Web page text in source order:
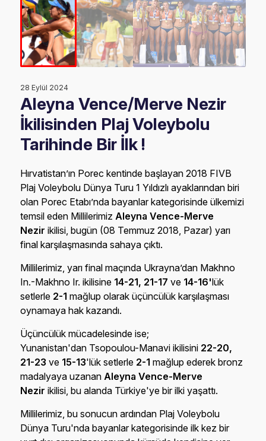
28 Eylül 2024
Aleyna Vence/Merve Nezir
İkilisinden Plaj Voleybolu
Tarihinde Bir İlk !
Hırvatistan’ın Porec kentinde başlayan 2018 FIVB
Plaj Voleybolu Dünya Turu 1 Yıldızlı ayaklarından biri
olan Porec Etabı’nda bayanlar kategorisinde ülkemizi
temsil eden MillilerimizAleyna Vence-Merve
Nezir ikilisi, bugün (08 Temmuz 2018, Pazar) yarı
final karşılaşmasında sahaya çıktı.
Millilerimiz, yarı final maçında Ukrayna’dan Makhno
In.-Makhno Ir. ikilisine 14-21, 21-17 ve 14-16'lük
setlerle 2-1mağlup olarak üçüncülük karşılaşması
oynamaya hak kazandı.
Üçüncülük mücadelesinde ise;
Yunanistan'dan Tsopoulou-Manavi ikilisini 22-20,
21-23 ve 15-13'lük setlerle 2-1 mağlup ederek bronz
madalyaya uzananAleyna Vence-Merve
Nezir ikilisi, bu alanda Türkiye'ye bir ilki yaşattı.
Millilerimiz, bu sonucun ardından Plaj Voleybolu
Dünya Turu'nda bayanlar kategorisinde ilk kez bir